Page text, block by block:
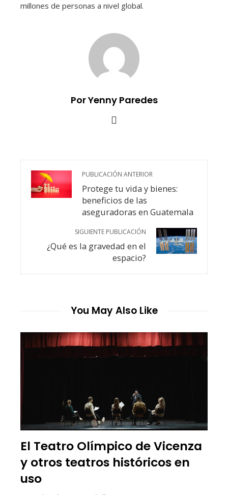
millones de personas a nivel global.
Por Yenny Paredes
PUBLICACIÓN ANTERIOR
Protege tu vida y bienes:
beneficios de las
aseguradoras en Guatemala
SIGUIENTE PUBLICACIÓN
¿Qué es la gravedad en el
espacio?
You May Also Like
El Teatro Olímpico de Vicenza
y otros teatros históricos en
uso